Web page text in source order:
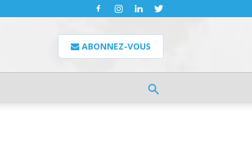
ABONNEZ-VOUS